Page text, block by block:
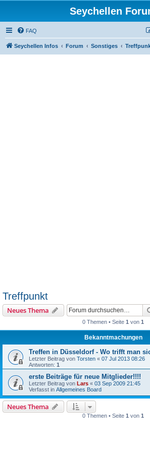
Seychellen
FAQ
Seychellen Infos Forum Sonstiges
Treffpunkt
Neues Thema
0 Themen • Seite 1 von 1
Bekanntmachungen
Treffen in Düsseldorf - Wo trifft man
Letzter Beitrag von Torsten « 07 Jul 2013 08:26
Antworten: 1
erste Beiträge für neue Mitglieder!!!!
Letzter Beitrag von Lars « 03 Sep 2009 21:45
Verfasst in Allgemeines Board
Neues Thema
0 Themen • Seite 1 von 1